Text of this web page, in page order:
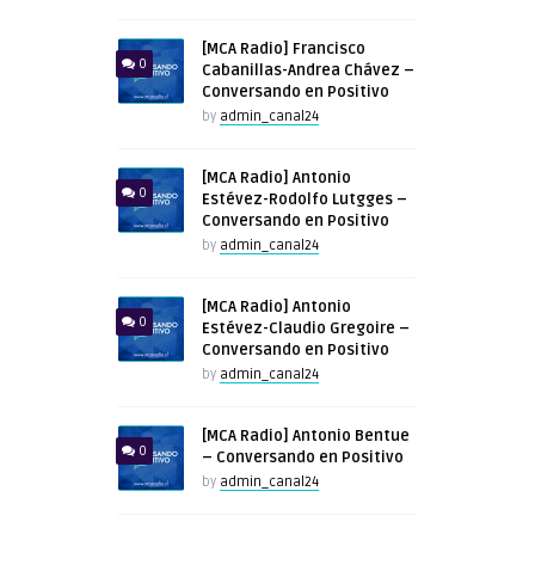
0
[MCA Radio] Francisco
Cabanillas-Andrea Chávez –
Conversando en Positivo
by admin_canal24
0
[MCA Radio] Antonio
Estévez-Rodolfo Lutgges –
Conversando en Positivo
by admin_canal24
0
[MCA Radio] Antonio
Estévez-Claudio Gregoire –
Conversando en Positivo
by admin_canal24
0
[MCA Radio] Antonio Bentue
– Conversando en Positivo
by admin_canal24